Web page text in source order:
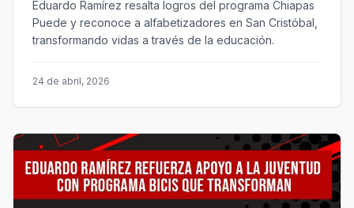
Eduardo Ramírez resalta logros del programa Chiapas
Puede y reconoce a alfabetizadores en San Cristóbal,
transformando vidas a través de la educación.
24 de abril, 2026